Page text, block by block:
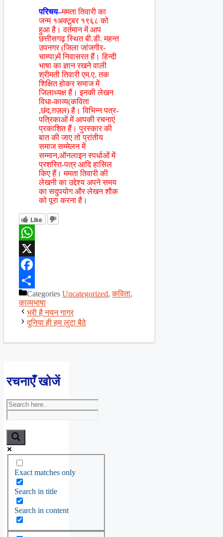
परिचय–ममता तिवारी का
जन्म १अक्टूबर १९६८ को
हुआ है। वर्तमान में आप
छत्तीसगढ़ स्थित बी.डी. महन्त
उपनगर (जिला जांजगीर-
चाम्पा)में निवासरत हैं। हिन्दी
भाषा का ज्ञान रखने वाली
श्रीमती तिवारी एम.ए. तक
शिक्षित होकर समाज में
जिलाध्यक्ष हैं। इनकी लेखन
विधा-काव्य(कविता
,छंद,ग़ज़ल) है। विभिन्न पत्र-
पत्रिकाओं में आपकी रचनाएं
प्रकाशित हैं। पुरस्कार की
बात की जाए तो प्रांतीय
समाज सम्मेलन में
सम्मान,ऑनलाइन स्पर्धाओं में
प्रशस्ति-पत्र आदि हासिल
किए हैं। ममता तिवारी की
लेखनी का उद्देश्य अपने समय
का सदुपयोग और लेखन शौक
को पूरा करना है।
Like
WhatsApp
X
Facebook
ShareCategories Uncategorized,कविता,
काव्यभाषा
भरी है नयन गागर
दुनिया ही हम लुटा बैठे
रचनाएँ खोजें
Exact matches only
Search in title
Search in content